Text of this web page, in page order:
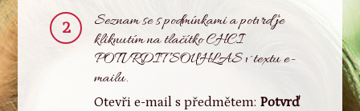
2
Seznam se s podmínkami a potvrď je
kliknutím na tlačítko CHCI
POTVRDIT SOUHLAS v textu e-
mailu.
Otevři e-mail s předmětem: Potvrď